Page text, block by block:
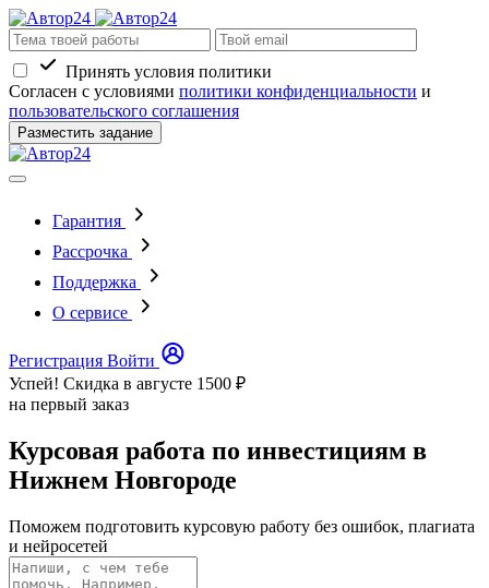
Принять условия политики
Согласен с условиями политики конфиденциальности и
пользовательского соглашения
Разместить задание
Гарантия
Рассрочка
Поддержка
О сервисе
Регистрация Войти
Успей! Скидка в августе 1500 ₽
на первый заказ
Курсовая работа по инвестициям в
Нижнем Новгороде
Поможем подготовить курсовую работу без ошибок, плагиата
и нейросетей